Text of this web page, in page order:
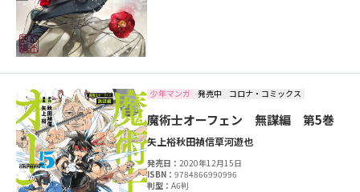
少年マンガ 発売中 コロナ・コミックス
魔術士オーフェン 無謀編 第5巻
矢上裕秋田禎信草河遊也
発売日：2020年12月15日
ISBN：9784866990996
判型：A6判